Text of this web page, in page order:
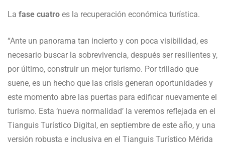
La fase cuatro es la recuperación económica turística.
“Ante un panorama tan incierto y con poca visibilidad, es
necesario buscar la sobrevivencia, después ser resilientes y,
por último, construir un mejor turismo. Por trillado que
suene, es un hecho que las crisis generan oportunidades y
este momento abre las puertas para edificar nuevamente el
turismo. Esta ‘nueva normalidad’ la veremos reflejada en el
Tianguis Turístico Digital, en septiembre de este año, y una
versión robusta e inclusiva en el Tianguis Turístico Mérida